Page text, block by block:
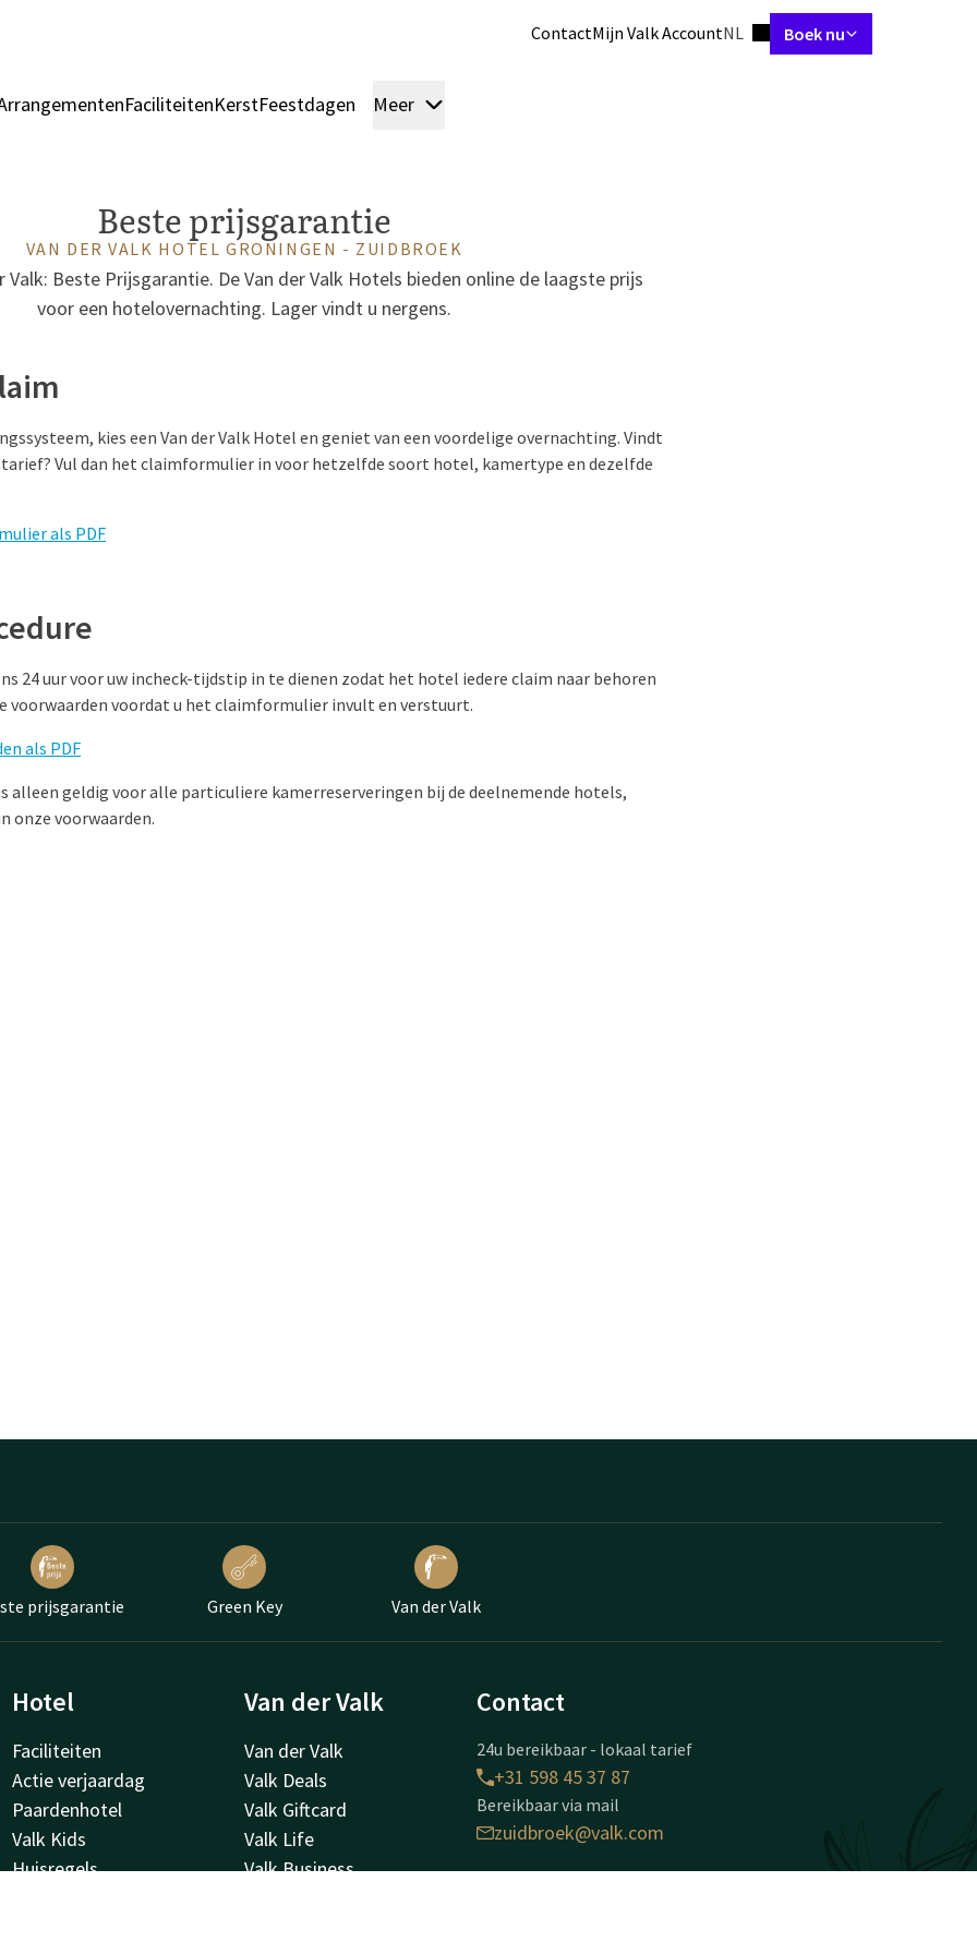
ContactMijn Valk AccountIngestelde taal
NL Boek nu
FaciliteitenKerstFeestdagen Meer
Beste prijsgarantie
VAN DER VALK HOTEL GRONINGEN - ZUIDBROEK
Valk: Beste Prijsgarantie. De Van der Valk Hotels bieden online de laagste prijs
voor een hotelovernachting. Lager vindt u nergens.
kies een Van der Valk Hotel en geniet van een voordelige overnachting. Vindt
tarief? Vul dan het claimformulier in voor hetzelfde soort hotel, kamertype en dezelfde
als PDF
24 uur voor uw incheck-tijdstip in te dienen zodat het hotel iedere claim naar behoren
voorwaarden voordat u het claimformulier invult en verstuurt.
als PDF
alleen geldig voor alle particuliere kamerreserveringen bij de deelnemende hotels,
onze voorwaarden.
prijsgarantie Green Key Van der Valk
Hotel
Faciliteiten
Actie verjaardag
Paardenhotel
Valk Kids
Huisregels
Van der Valk
Van der Valk
Valk Deals
Valk Giftcard
Valk Life
Valk Business
Contact
24u bereikbaar - lokaal tarief
+31 598 45 37 87
Bereikbaar via mail
zuidbroek@valk.com